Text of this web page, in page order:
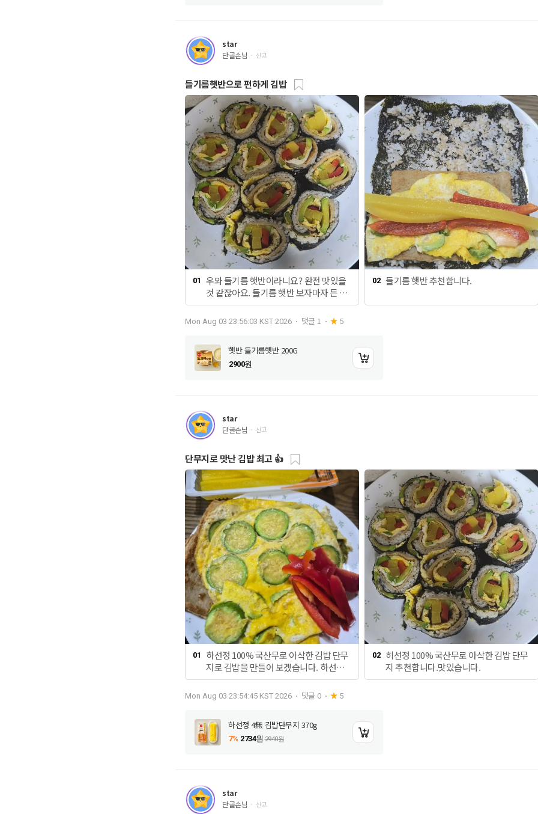
서 꺼내서 먹었는데도 방금한 것처럼 너
무 맛있습니다.무말랭이무침은 한번에
먹기에는 좀 많고 두번에 먹기 딱 좋은 양
와 먹었는데 진짜 먹는 내내 너무 맛있어
서 다른 반찬 생각이 안나고 너무 행복했
습니다. 어른들도 아이들도 모두 좋아하
는 맛이라서 진짜 좋습니다. 비비고 무말
랭이무침은 냉장보관입니다. 매콤달콤아
삭아삭 무말랭이무침 너무 좋습니다.
star
단골손님
신고
들기름햇반으로 편하게 김밥
01
우와 들기름 햇반이라니요? 완전 맛있을
것 같잖아요. 들기름 햇반 보자마자 든 생
각이 들기름 햇반으로 김밥을 싸면 정말
편하겠다였어요. 그럼 김밥을 싸 보겠습
니다. 먼저 호박을 씻어서 동글 동글 예쁘
어서 부어 주세요. 호박을 넣고 계란을 부
쳐 김밥을 싸면 맛도 있고 김밥이 예뻐요.
리고 새로 출시된 들기름 햇반을 전자레
인지에 2분만 조리해 주세요. 이제 김밥
김을 꺼내요.거친면을 위로 김을 놓고 들
을 올리고 호박 계란을 올리고 파프리카
도 올리고 단무지 2개도 올리고 꾹꾹꾹 누
르며 돌돌 말아 주세요. 그리고 참기름 조
금 깨소금 조금 뿌려주고 먹기 좋은 크기
로 썰어 주세요. 들기름 햇반으로 김밥을
싸니 진짜 편하고 맛있습니다.
02 들기름 햇반 추천합니다.
Mon Aug 03 23:56:03 KST 2026 댓글 1 5
햇반 들기름햇반 200G
2900원
star
단골손님
신고
단무지로 맛난 김밥 최고 👍
01
하선정 100% 국산무로 아삭한 김밥 단무
지로 김밥을 만들어 보겠습니다. 하선정
100% 국산무로 아삭한 김밥 단무지는 빙
초산 사카린나트륨 카민 아스파탐 4가지
첨가물 없이 만들어 안심할 수 있습니다.
씻어서 동글 동글 예쁘게 잘라 호박전인
듯 부치다가 계란을 풀어서 부어 주세요.
무지도 준비해 주세요.따로 자를 필요 없
어서 너무 편해요.파프리카도 씻어서 잘
라 주세요. 그리고 새로 출시된 들기름 햇
02
히선정 100% 국산무로 아삭한 김밥 단무
지 추천합니다.맛있습니다.
Mon Aug 03 23:54:45 KST 2026 댓글 0 5
하선정 4無 김밥단무지 370g
7% 2734원 2940원
star
단골손님
신고